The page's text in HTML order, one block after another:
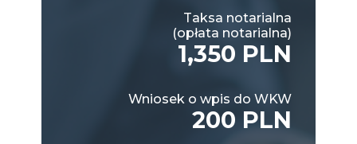
Taksa notarialna
(opłata notarialna)
1,350 PLN
Wniosek o wpis do WKW
200 PLN